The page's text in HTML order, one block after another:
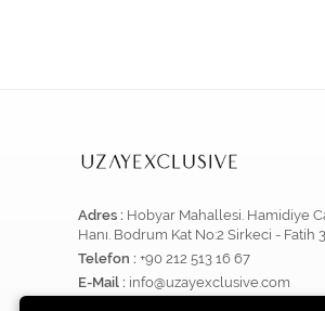
Adres : Hobyar Mahallesi. Hamidiye
Hanı. Bodrum Kat No:2 Sirkeci - Fatih
Telefon : +90 212 513 16 67
E-Mail : info@uzayexclusive.com